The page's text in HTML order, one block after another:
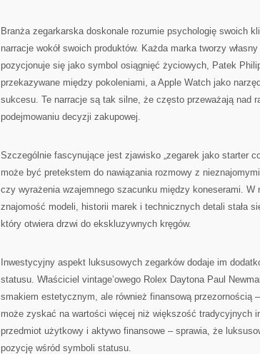
Branża zegarkarska doskonale rozumie psychologię swoich
narracje wokół swoich produktów. Każda marka tworzy
pozycjonuje się jako symbol osiągnięć życiowych, Patek
przekazywane między pokoleniami, a Apple Watch jako
sukcesu. Te narracje są tak silne, że często przeważają nad
podejmowaniu decyzji zakupowej.
Szczególnie fascynujące jest zjawisko „zegarek jako starter
może być pretekstem do nawiązania rozmowy z
czy wyrażenia wzajemnego szacunku między koneserami. W
znajomość modeli, historii marek i technicznych detali stała
który otwiera drzwi do ekskluzywnych kręgów.
Inwestycyjny aspekt luksusowych zegarków dodaje im
statusu. Właściciel vintage’owego Rolex Daytona Paul
smakiem estetycznym, ale również finansową przezornością
może zyskać na wartości więcej niż większość tradycyjnych
przedmiot użytkowy i aktywo finansowe – sprawia, że
pozycję wśród symboli statusu.